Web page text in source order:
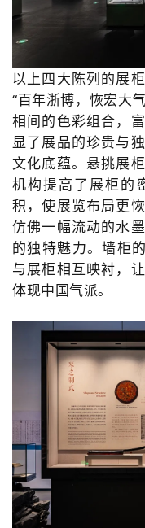
以上四大陈列的展
“百年浙博，恢宏大
相间的色彩组合，
显了展品的珍贵与
文化底蕴。 悬挑展
机构提高了展柜的
积，使展览布局更恢
仿佛一幅流动的水
的独特魅力。墙柜
与展柜相互映衬，
体现中国气派。